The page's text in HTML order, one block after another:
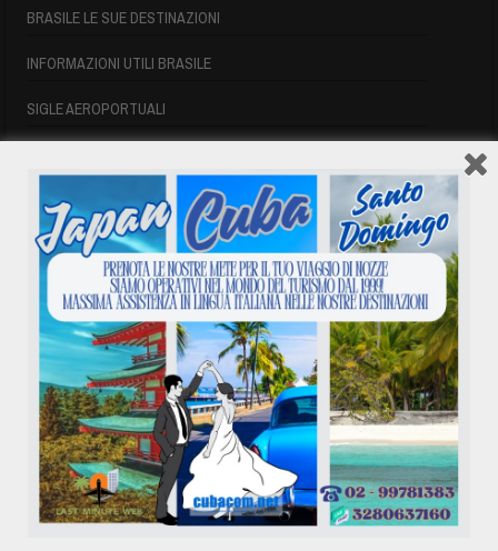
BRASILE LE SUE DESTINAZIONI
INFORMAZIONI UTILI BRASILE
SIGLE AEROPORTUALI
VOLI CUBA
VOLI CUBA
VOLI CUBA LAST MINUTE
VOLI DI LINEA CUBA
AFFITTO CASE A PLAYA DEL ESTE
ASSICURAZIONE E VISTO CUBA
INFORMAZIONI UTILI